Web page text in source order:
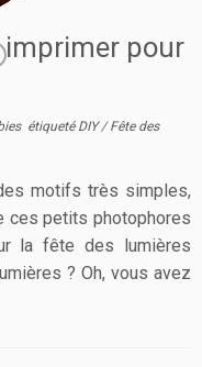
imprimer pour
étiqueté DIY/Fête des
motifs très simples,
ces petits photophores
la fête des lumières
? Oh, vous avez